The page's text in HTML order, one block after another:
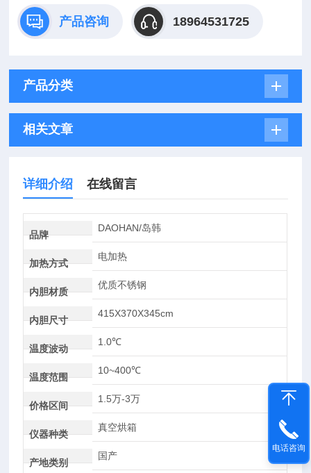
洁。
产品咨询 18964531725
产品分类
相关文章
详细介绍 在线留言
品牌
DAOHAN/岛韩
加热方式
电加热
内胆材质
优质不锈钢
内胆尺寸
415X370X345cm
温度波动
1.0℃
温度范围
10~400℃
价格区间
1.5万-3万
仪器种类
真空烘箱
产地类别
国产
电话咨询